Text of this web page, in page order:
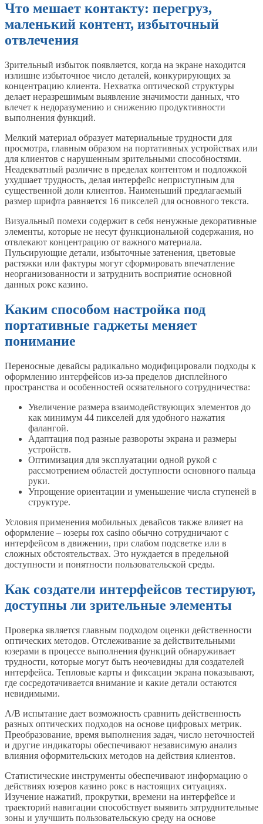
Что мешает контакту: перегруз,
маленький контент, избыточный
отвлечения
Зрительный избыток появляется, когда на экране находится
излишне избыточное число деталей, конкурирующих за
концентрацию клиента. Нехватка оптической структуры
делает неразрешимым выявление значимости данных, что
влечет к недоразумению и снижению продуктивности
выполнения функций.
Мелкий материал образует материальные трудности для
просмотра, главным образом на портативных устройствах или
для клиентов с нарушенным зрительными способностями.
Неадекватный различие в пределах контентом и подложкой
ухудшает трудность, делая интерфейс неприступным для
существенной доли клиентов. Наименьший предлагаемый
размер шрифта равняется 16 пикселей для основного текста.
Визуальный помехи содержит в себя ненужные декоративные
элементы, которые не несут функциональной содержания, но
отвлекают концентрацию от важного материала.
Пульсирующие детали, избыточные затенения, цветовые
растяжки или фактуры могут сформировать впечатление
неорганизованности и затруднить восприятие основной
данных рокс казино.
Каким способом настройка под
портативные гаджеты меняет
понимание
Переносные девайсы радикально модифицировали подходы к
оформлению интерфейсов из-за пределов дисплейного
пространства и особенностей осязательного сотрудничества:
Увеличение размера взаимодействующих элементов до
как минимум 44 пикселей для удобного нажатия
фалангой.
Адаптация под разные развороты экрана и размеры
устройств.
Оптимизация для эксплуатации одной рукой с
рассмотрением областей доступности основного пальца
руки.
Упрощение ориентации и уменьшение числа ступеней в
структуре.
Условия применения мобильных девайсов также влияет на
оформление – юзеры rox casino обычно сотрудничают с
интерфейсом в движении, при слабом подсветке или в
сложных обстоятельствах. Это нуждается в предельной
доступности и понятности пользовательской среды.
Как создатели интерфейсов тестируют,
доступны ли зрительные элементы
Проверка является главным подходом оценки действенности
оптических методов. Отслеживание за действительными
юзерами в процессе выполнения функций обнаруживает
трудности, которые могут быть неочевидны для создателей
интерфейса. Тепловые карты и фиксации экрана показывают,
где сосредотачивается внимание и какие детали остаются
невидимыми.
A/B испытание дает возможность сравнить действенность
разных оптических подходов на основе цифровых метрик.
Преобразование, время выполнения задач, число неточностей
и другие индикаторы обеспечивают независимую анализ
влияния оформительских методов на действия клиентов.
Статистические инструменты обеспечивают информацию о
действиях юзеров казино рокс в настоящих ситуациях.
Изучение нажатий, прокрутки, времени на интерфейсе и
траекторий навигации способствует выявить затруднительные
зоны и улучшить пользовательскую среду на основе